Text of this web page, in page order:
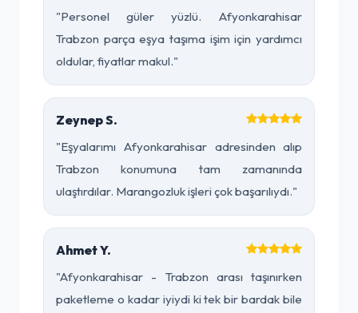
"Personel güler yüzlü. Afyonkarahisar
Trabzon parça eşya taşıma işim için yardımcı
oldular, fiyatlar makul."
Zeynep S.
"Eşyalarımı Afyonkarahisar adresinden alıp
Trabzon konumuna tam zamanında
ulaştırdılar. Marangozluk işleri çok başarılıydı."
Ahmet Y.
"Afyonkarahisar - Trabzon arası taşınırken
paketleme o kadar iyiydi ki tek bir bardak bile